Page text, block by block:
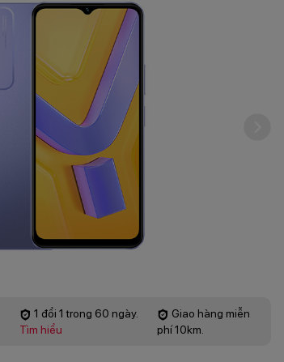
1 đổi 1 trong 60 ngày.
Tìm hiểu
Giao hàng miễn
phí 10km.